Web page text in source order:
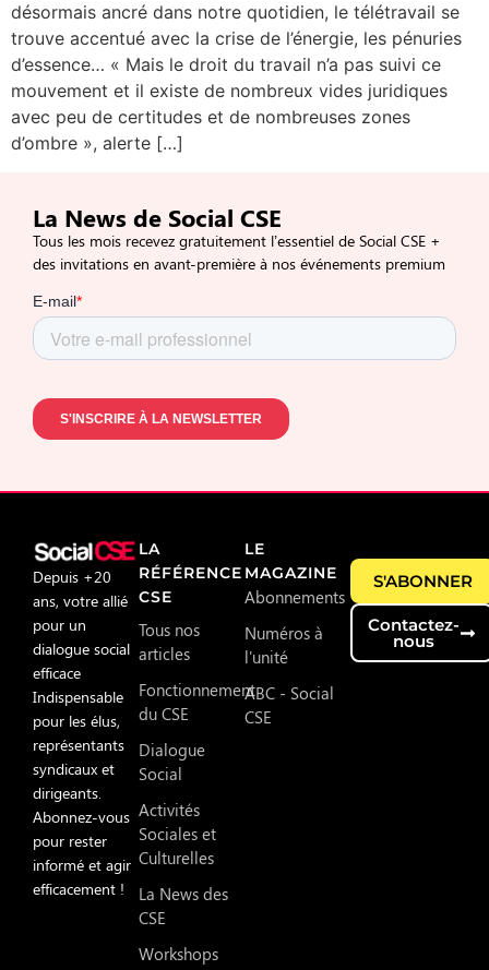
désormais ancré dans notre quotidien, le télétravail se
trouve accentué avec la crise de l’énergie, les pénuries
d’essence… « Mais le droit du travail n’a pas suivi ce
mouvement et il existe de nombreux vides juridiques
avec peu de certitudes et de nombreuses zones
d’ombre », alerte […]
La News de Social CSE
Tous les mois recevez gratuitement l’essentiel de Social CSE +
des invitations en avant-première à nos événements premium
Depuis +20
ans, votre allié
pour un
dialogue social
efficace
Indispensable
pour les élus,
représentants
syndicaux et
dirigeants.
Abonnez-vous
pour rester
informé et agir
efficacement !
LA
RÉFÉRENCE
CSE
Tous nos
articles
Fonctionnement
du CSE
Dialogue
Social
Activités
Sociales et
Culturelles
La News des
CSE
Workshops
LE
MAGAZINE
Abonnements
Numéros à
l'unité
ABC - Social
CSE
S'ABONNER
Contactez-
nous